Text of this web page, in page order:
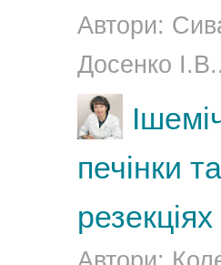
Автори:
Досенко
печінки